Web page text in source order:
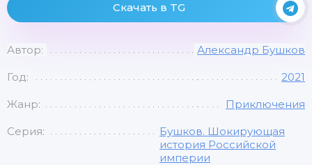
Скачать в TG
Автор: Александр Бушков
Год: 2021
Жанр: Приключения
Серия:
Бушков. Шокирующая
история Российской
империи